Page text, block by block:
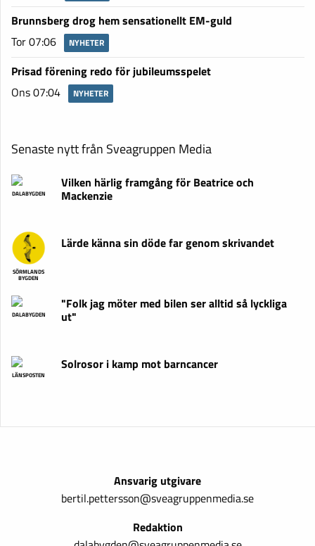
Brunnsberg drog hem sensationellt EM-guld
Tor 07:06
NYHETER
Prisad förening redo för jubileumsspelet
Ons 07:04
NYHETER
Senaste nytt från Sveagruppen Media
DALABYGDEN
Vilken härlig framgång för Beatrice och
Mackenzie
SÖRMLANDS
BYGDEN
Lärde känna sin döde far genom skrivandet
DALABYGDEN
"Folk jag möter med bilen ser alltid så lyckliga
ut"
LÄNSPOSTEN
Solrosor i kamp mot barncancer
Ansvarig utgivare
bertil.pettersson@sveagruppenmedia.se
Redaktion